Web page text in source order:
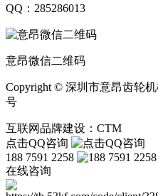
QQ：285286013
意昂微信二维码
Copyright © 深圳市意昂齿轮
号
互联网品牌建设：CTM
点击QQ咨询
188 7591 2258
在线咨询